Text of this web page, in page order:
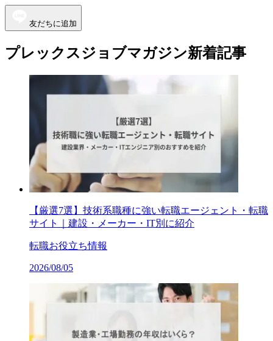
友だちに追加
プレックスジョブマガジン新着記事
【厳選7選】技術系職種に強い転職エージェント・転職
サイト｜建設・メーカー・IT別に紹介
転職お役立ち情報
2026/08/05